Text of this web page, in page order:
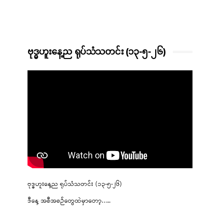
ဗုဒ္ဓဟူးနေ့ည ရုပ်သံသတင်း (၁၃-၅-၂၆)
ဗုဒ္ဓဟူးနေ့ည ရုပ်သံသတင်း (၁၃-၅-၂၆)
ဒီနေ့ အစီအစဉ်တွေထဲမှာတော့…..